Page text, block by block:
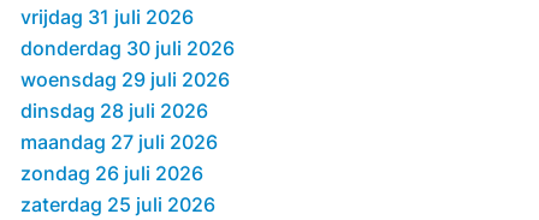
vrijdag 31 juli 2026
donderdag 30 juli 2026
woensdag 29 juli 2026
dinsdag 28 juli 2026
maandag 27 juli 2026
zondag 26 juli 2026
zaterdag 25 juli 2026